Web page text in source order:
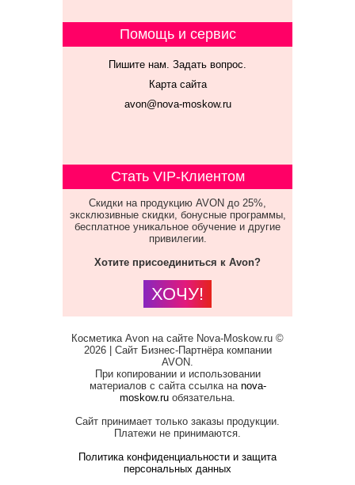
Помощь и сервис
Пишите нам. Задать вопрос.
Карта сайта
avon@nova-moskow.ru
Стать VIP-Клиентом
Скидки на продукцию AVON до 25%,
эксклюзивные скидки, бонусные программы,
бесплатное уникальное обучение и другие
привилегии.
Хотите присоединиться к Avon?
ХОЧУ!
Косметика Avon на сайте Nova-Moskow.ru ©
2026 | Сайт Бизнес-Партнёра компании
AVON.
При копировании и использовании
материалов с сайта ссылка на nova-
moskow.ru обязательна.
Сайт принимает только заказы продукции.
Платежи не принимаются.
Политика конфиденциальности и защита
персональных данных